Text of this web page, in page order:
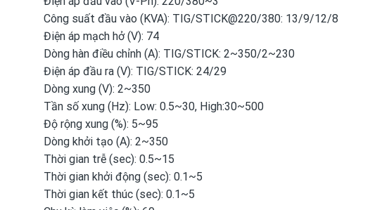
Công suất đầu vào (KVA): TIG/STICK@220/380: 13/9/12/8
Điện áp mạch hở (V): 74
Dòng hàn điều chỉnh (A): TIG/STICK: 2~350/2~230
Điện áp đầu ra (V): TIG/STICK: 24/29
Dòng xung (V): 2~350
Tần số xung (Hz): Low: 0.5~30, High:30~500
Độ rộng xung (%): 5~95
Dòng khởi tạo (A): 2~350
Thời gian trễ (sec): 0.5~15
Thời gian khởi động (sec): 0.1~5
Thời gian kết thúc (sec): 0.1~5